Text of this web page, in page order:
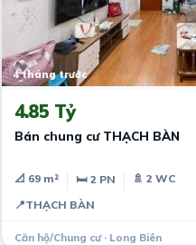
4 tháng trước
4.85 Tỷ
Bán chung cư THẠCH BÀN
📐 69 m² 🛏 2 PN
🚿 2 WC
📍THẠCH BÀN
Căn hộ/Chung cư · Long Biên